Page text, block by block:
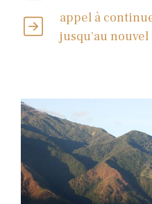
appel à
jusqu'au nouvel